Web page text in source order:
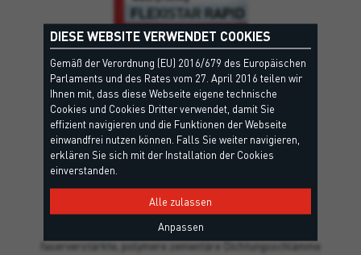
Einkomponentige, schnell abbindende, elastische,
faserverstärkte, polymere zementäre Dichtungsschlämme
DIESE WEBSITE VERWENDET COOKIES
Gemäß der Verordnung (EU) 2016/679 des Europäischen
Parlaments und des Rates vom 27. April 2016 teilen wir
Ihnen mit, dass diese Webseite eigene technische
Cookies und Cookies Dritter verwendet, damit Sie
effizient navigieren und die Funktionen der Webseite
einwandfrei nutzen können. Falls Sie weiter navigieren,
erklären Sie sich mit der Installation der Cookies
einverstanden.
Alle zulassen
Anpassen